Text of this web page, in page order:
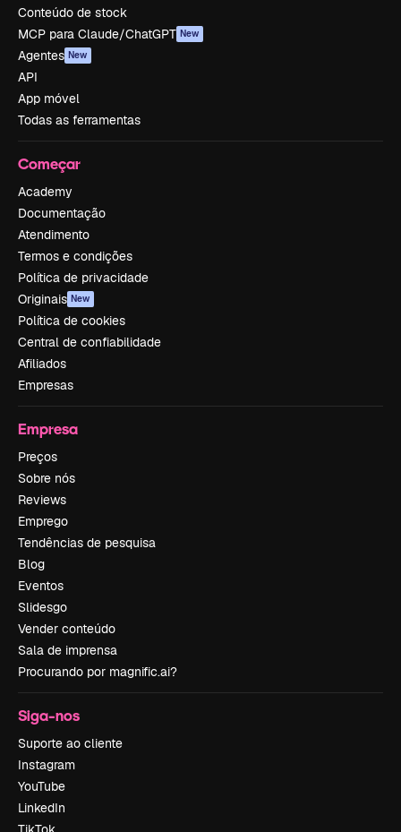
Conteúdo de stock
MCP para Claude/ChatGPT New
Agentes New
API
App móvel
Todas as ferramentas
Começar
Academy
Documentação
Atendimento
Termos e condições
Política de privacidade
Originais New
Política de cookies
Central de confiabilidade
Afiliados
Empresas
Empresa
Preços
Sobre nós
Reviews
Emprego
Tendências de pesquisa
Blog
Eventos
Slidesgo
Vender conteúdo
Sala de imprensa
Procurando por magnific.ai?
Siga-nos
Suporte ao cliente
Instagram
YouTube
LinkedIn